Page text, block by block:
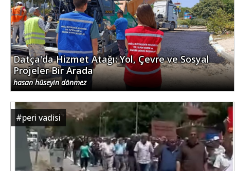
Datça'da Hizmet Atağı: Yol, Çevre ve Sosyal
Projeler Bir Arada
hasan hüseyin dönmez
#peri vadisi